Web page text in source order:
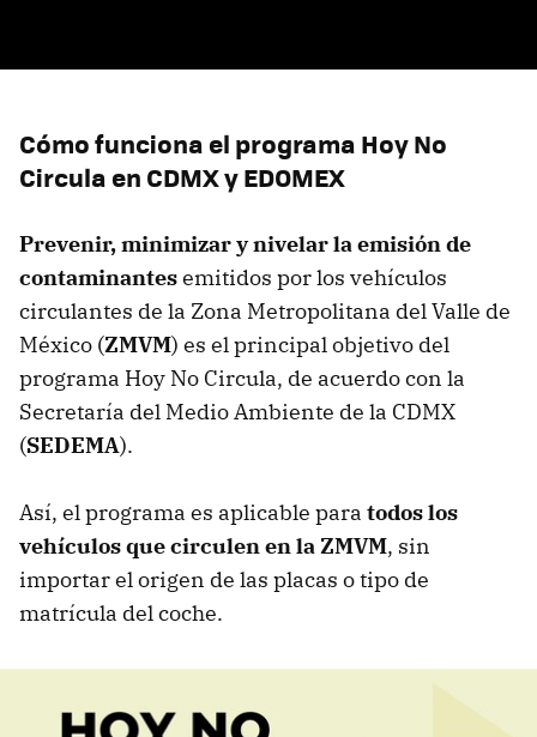
Cómo funciona el programa Hoy No
Circula en CDMX y EDOMEX
Prevenir, minimizar y nivelar la emisión de
contaminantesemitidos por los vehículos
circulantes de la Zona Metropolitana del Valle de
México (ZMVM) es el principal objetivo del
programa Hoy No Circula, de acuerdo con la
Secretaría del Medio Ambiente de la CDMX
(SEDEMA).
Así, el programa es aplicable para todos los
vehículos que circulen en la ZMVM, sin
importar el origen de las placas o tipo de
matrícula del coche.